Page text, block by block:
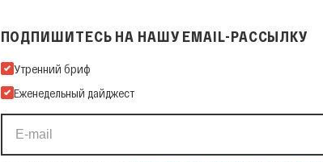
ПОДПИШИТЕСЬ НА НАШУ EMAIL-РАССЫЛКУ
Подпишитесь на нашу Email-рассылку
Утренний бриф
Еженедельный дайджест